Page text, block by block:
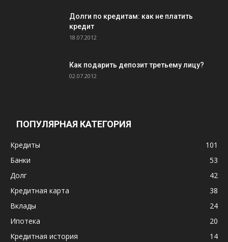
Долги по кредитам: как не платить
кредит
18.07.2012
Как подарить депозит третьему лицу?
02.07.2012
ПОПУЛЯРНАЯ КАТЕГОРИЯ
Кредиты
101
Банки
53
Долг
42
Кредитная карта
38
Вклады
24
Ипотека
20
Кредитная история
14